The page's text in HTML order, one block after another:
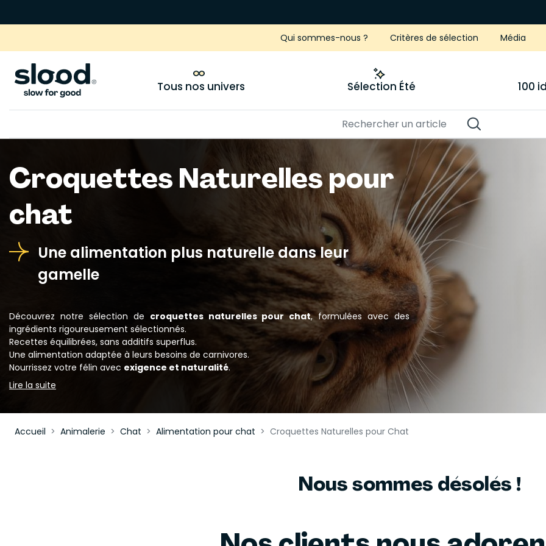
Qui sommes-nous ? Critères de sélection Média
Tous nos univers Sélection Été 100
Croquettes Naturelles pour
chat
Une alimentation plus naturelle dans leur
gamelle
Découvrez notre sélection de croquettes naturelles pour chat, formulées avec des
ingrédients rigoureusement sélectionnés.
Recettes équilibrées, sans additifs superflus.
Une alimentation adaptée à leurs besoins de carnivores.
Nourrissez votre félin avec exigence et naturalité.
Lire la suite
Accueil Animalerie Chat Alimentation pour chat Croquettes Naturelles pour Chat
Nous sommes désolés !